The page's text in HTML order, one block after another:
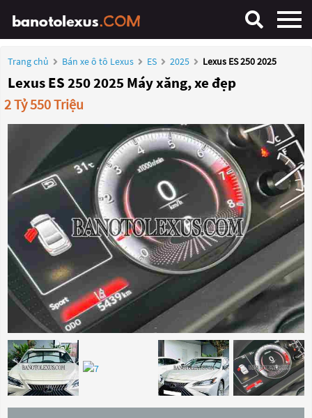
Trang chủ Bán xe ô tô Lexus ES 2025 Lexus ES 250 2025
Lexus ES 250 2025 Máy xăng, xe đẹp
2 Tỷ 550 Triệu